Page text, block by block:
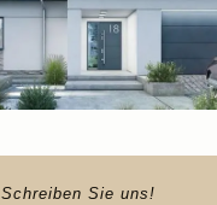
Schreiben Sie uns!